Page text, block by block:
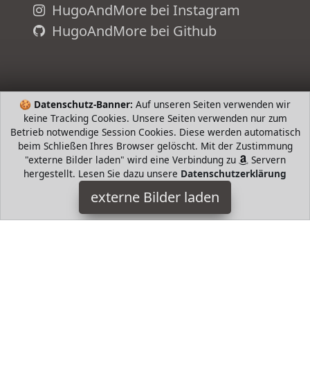
🍪 Datenschutz-Banner: Auf unseren Seiten verwenden wir
keine Tracking Cookies. Unsere Seiten verwenden nur zum
Betrieb notwendige Session Cookies. Diese werden automatisch
beim Schließen Ihres Browser gelöscht. Mit der Zustimmung
"externe Bilder laden" wird eine Verbindung zu
Servern
hergestellt. Lesen Sie dazu unsere Datenschutzerklärung
externe Bilder laden
HugoAndMore bei Instagram
HugoAndMore bei Github
CYFIE
Spielzeug enthält Basketballbrett Reifen Netz Ball Luftpumpe